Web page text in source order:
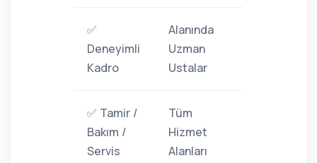
✅
Deneyimli
Kadro
Alanında
Uzman
Ustalar
✅ Tamir /
Bakım /
Servis
Tüm
Hizmet
Alanları